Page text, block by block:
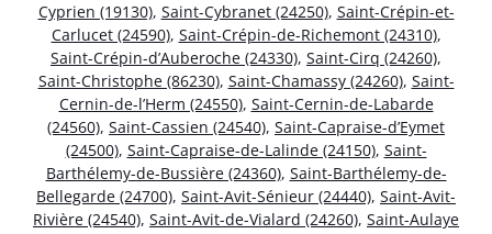
Cyprien (19130), Saint-Cybranet (24250), Saint-Crépin-et-
Carlucet (24590), Saint-Crépin-de-Richemont (24310),
Saint-Crépin-d’Auberoche (24330), Saint-Cirq (24260),
Saint-Christophe (86230), Saint-Chamassy (24260), Saint-
Cernin-de-l’Herm (24550), Saint-Cernin-de-Labarde
(24560), Saint-Cassien (24540), Saint-Capraise-d’Eymet
(24500), Saint-Capraise-de-Lalinde (24150), Saint-
Barthélemy-de-Bussière (24360), Saint-Barthélemy-de-
Bellegarde (24700), Saint-Avit-Sénieur (24440), Saint-Avit-
Rivière (24540), Saint-Avit-de-Vialard (24260), Saint-Aulaye